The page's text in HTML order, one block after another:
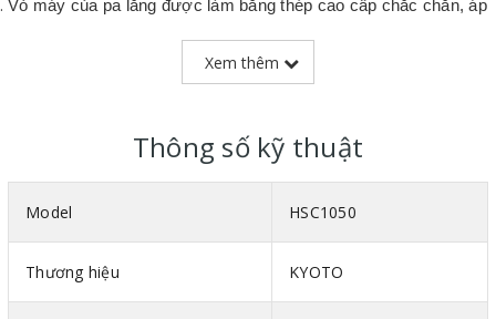
Vỏ máy của pa lăng được làm bằng thép cao cấp chắc chắn, áp
Xích tải của pa lăng được làm dày, công nghệ đúc với độ chính
việc khắc nhiệt, kể cả quá tải.
thép cao cấp, chắc chắn và có độ bền cao, có chốt chặn giúp
Xem thêm
Thông số kỹ thuật
Model HSC1050
Thương hiệu KYOTO